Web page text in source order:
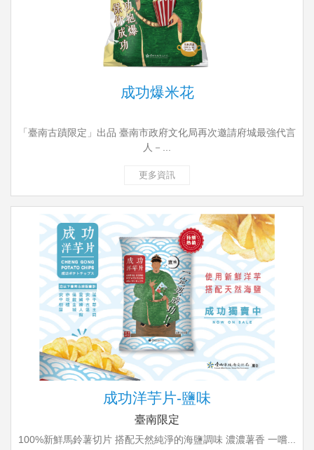
成功爆米花
「臺南古蹟限定」出品 臺南市政府文化局再次邀請府城最強代言
人－...
更多資訊
成功洋芋片-鹽味
臺南限定
100%新鮮馬鈴薯切片 搭配天然純淨的海鹽調味 濃濃薯香 一嚐...